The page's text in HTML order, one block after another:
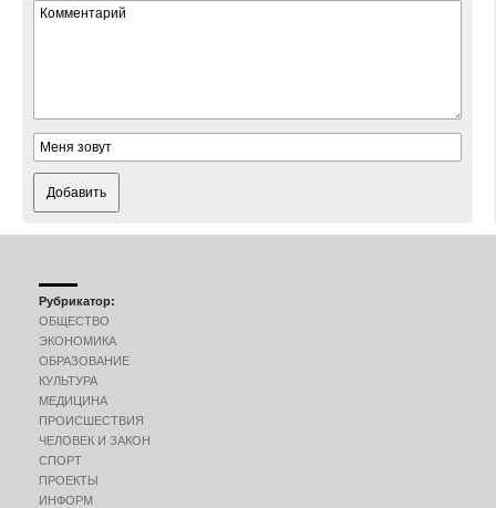
Добавить
Рубрикатор:
ОБЩЕСТВО
ЭКОНОМИКА
ОБРАЗОВАНИЕ
КУЛЬТУРА
МЕДИЦИНА
ПРОИСШЕСТВИЯ
ЧЕЛОВЕК И ЗАКОН
СПОРТ
ПРОЕКТЫ
ИНФОРМ